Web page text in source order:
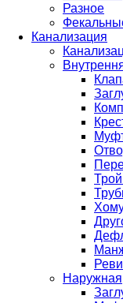
Разное
Канализация
Наружная